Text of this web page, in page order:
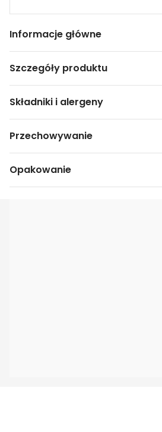
Informacje główne
Szczegóły produktu
Składniki i alergeny
Przechowywanie
Opakowanie